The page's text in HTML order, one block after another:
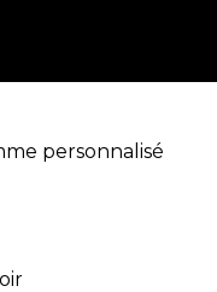
personnalisé